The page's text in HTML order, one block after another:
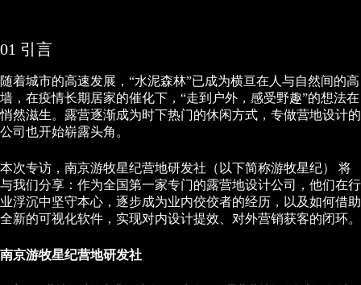
01 引言
随着城市的高速发展，“水泥森林”已成为横亘在人与自然间的高
墙，在疫情长期居家的催化下，“走到户外，感受野趣”的想法在
悄然滋生。露营逐渐成为时下热门的休闲方式，专做营地设计的
公司也开始崭露头角。
本次专访，南京游牧星纪营地研发社（以下简称游牧星纪） 将
与我们分享：作为全国第一家专门的露营地设计公司，他们在行
业浮沉中坚守本心，逐步成为业内佼佼者的经历，以及如何借助
全新的可视化软件，实现对内设计提效、对外营销获客的闭环。
南京游牧星纪营地研发社